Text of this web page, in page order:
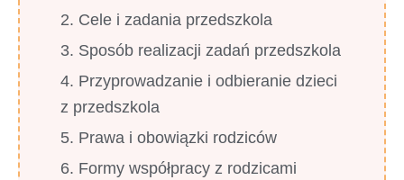
2. Cele i zadania przedszkola
3. Sposób realizacji zadań przedszkola
4. Przyprowadzanie i odbieranie dzieci
z przedszkola
5. Prawa i obowiązki rodziców
6. Formy współpracy z rodzicami